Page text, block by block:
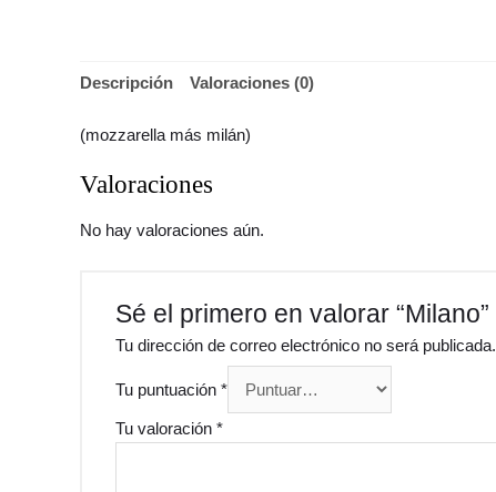
Descripción Valoraciones (0)
(mozzarella más milán)
Valoraciones
No hay valoraciones aún.
Sé el primero en valorar “Milano”
Tu dirección de correo electrónico no será publicada.
Tu puntuación *
Tu valoración *